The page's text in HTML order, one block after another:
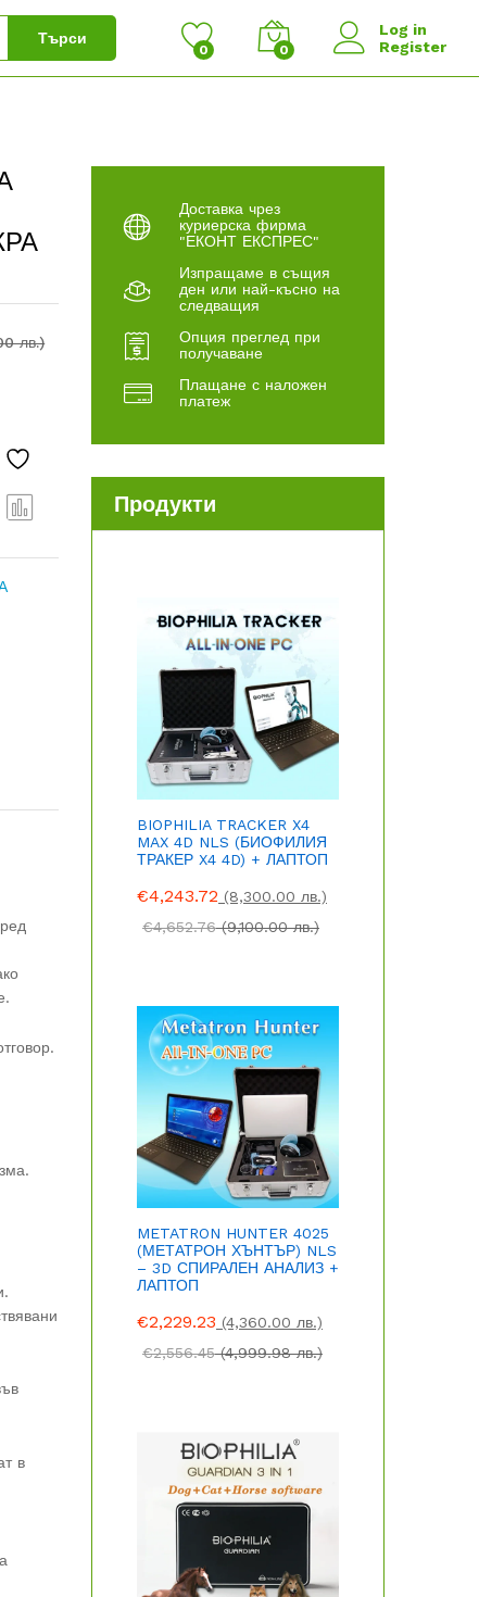
Търси
0 0
Log in
Register
лв.)
ни
в
Доставка чрез
куриерска фирма
"ЕКОНТ ЕКСПРЕС"
Изпращаме в същия
ден или най-късно на
следващия
Опция преглед при
получаване
Плащане с наложен
платеж
Продукти
BIOPHILIA TRACKER X4
MAX 4D NLS (БИОФИЛИЯ
ТРАКЕР X4 4D) + ЛАПТОП
€4,243.72 (8,300.00 лв.)
€4,652.76 (9,100.00 лв.)
METATRON HUNTER 4025
(МЕТАТРОН ХЪНТЪР) NLS
– 3D СПИРАЛЕН АНАЛИЗ +
ЛАПТОП
€2,229.23 (4,360.00 лв.)
€2,556.45 (4,999.98 лв.)